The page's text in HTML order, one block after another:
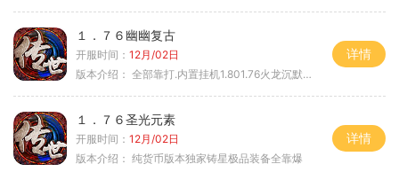
１．７６幽幽复古
开服时间： 12月/02日
版本介绍： 全部靠打.内置挂机1.801.76火龙沉默微变
详情
１．７６圣光元素
开服时间： 12月/02日
版本介绍： 纯货币版本独家铸星极品装备全靠爆
详情